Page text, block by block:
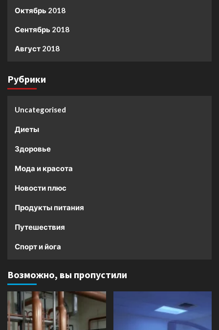
Октябрь 2018
Сентябрь 2018
Август 2018
Рубрики
Uncategorised
Диеты
Здоровье
Мода и красота
Новости плюс
Продукты питания
Путешествия
Спорт и йога
Возможно, вы пропустили